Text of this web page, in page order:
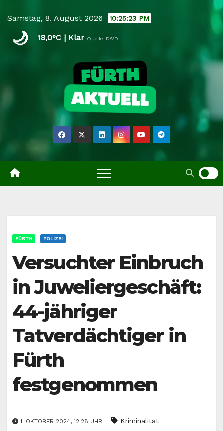
content
Samstag, 8. August 2026 10:25:24 PM
🌙 18,0°C | Klar Quelle: DWD
FÜRTH POLIZEI
Versuchter Einbruch
in Juweliergeschäft:
44-jähriger
Tatverdächtiger in
Fürth
festgenommen
1. OKTOBER 2024, 12:28 UHR Kriminalität